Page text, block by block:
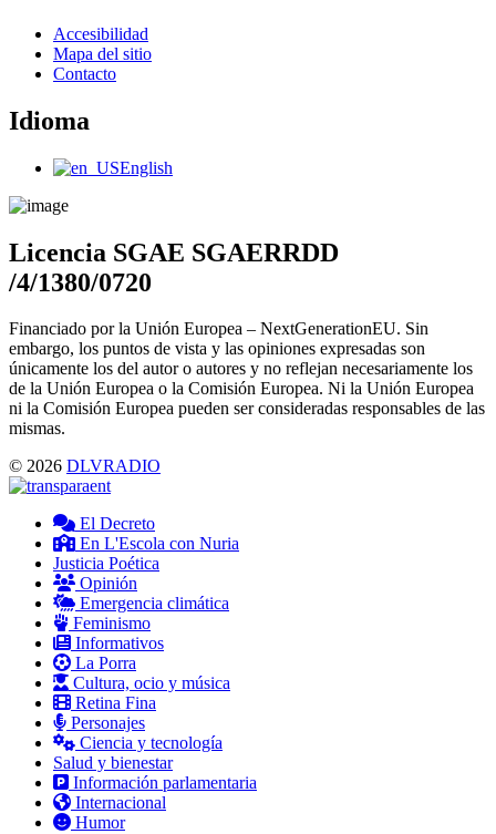
Main
Menu
Accesibilidad
Mapa del sitio
Contacto
Idioma
Main
English
Licencia SGAE SGAERRDD
/4/1380/0720
Financiado por la Unión Europea – NextGenerationEU. Sin
embargo, los puntos de vista y las opiniones expresadas son
únicamente los del autor o autores y no reflejan necesariamente los
de la Unión Europea o la Comisión Europea. Ni la Unión Europea
ni la Comisión Europea pueden ser consideradas responsables de las
mismas.
© 2026 DLVRADIO
El Decreto
En L'Escola con Nuria
Justicia Poética
Opinión
Emergencia climática
Feminismo
Informativos
La Porra
Cultura, ocio y música
Retina Fina
Personajes
Ciencia y tecnología
Salud y bienestar
Información parlamentaria
Internacional
Humor